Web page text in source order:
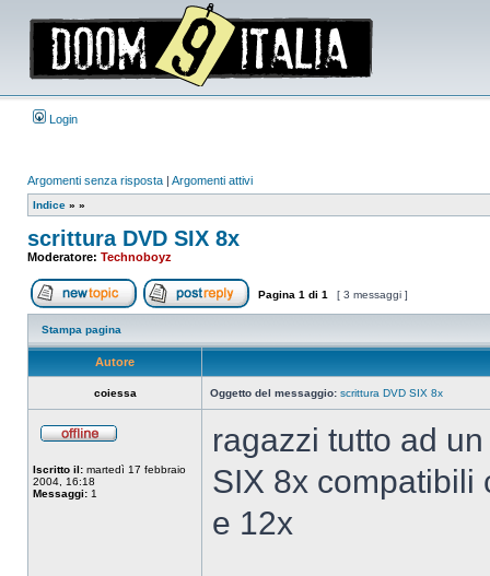
Login
Argomenti senza risposta | Argomenti attivi
Indice » »
scrittura DVD SIX 8x
Moderatore: Technoboyz
Apri un nuovo argomentoRispondi all’argomento
Pagina 1 di 1 [ 3 messaggi ]
Stampa pagina
Autore
coiessa Oggetto del messaggio: scrittura DVD SIX 8x
Iscritto il: martedì 17 febbraio
2004, 16:18
Messaggi: 1
ragazzi tutto ad
SIX 8x compatibili
e 12x